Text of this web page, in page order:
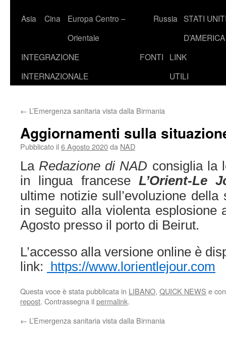
Asia Cina
Europa Centro –
Orientale
Russia STATI
D’AMERICA
INTEGRAZIONE
INTERNAZIONALE
FONTI
LINK
UTILI
← L’Emergenza sanitaria vista dalla Birmania
Aggiornamenti sulla
Pubblicato il 6 Agosto 2020da NAD
La Redazione di NAD consiglia la
in lingua francese L’Orient-Le
ultime notizie sull’evoluzione della
in seguito alla violenta esplosione
Agosto presso il porto di Beirut.
L’accesso alla versione online è
link:
https://www.lorientlejour.com
Questa voce è stata pubblicata in LIBANO, QUICK NEWS e
repost. Contrassegna il permalink.
← L’Emergenza sanitaria vista dalla Birmania